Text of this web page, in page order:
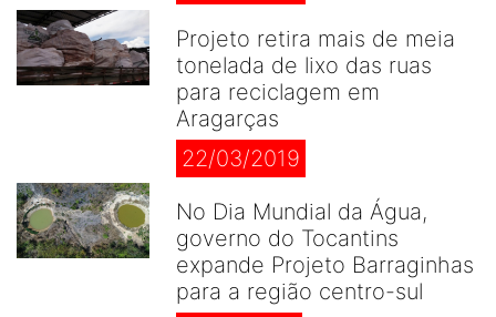
Projeto retira mais de meia
tonelada de lixo das ruas
para reciclagem em
Aragarças
22/03/2019
No Dia Mundial da Água,
governo do Tocantins
expande Projeto Barraginhas
para a região centro-sul